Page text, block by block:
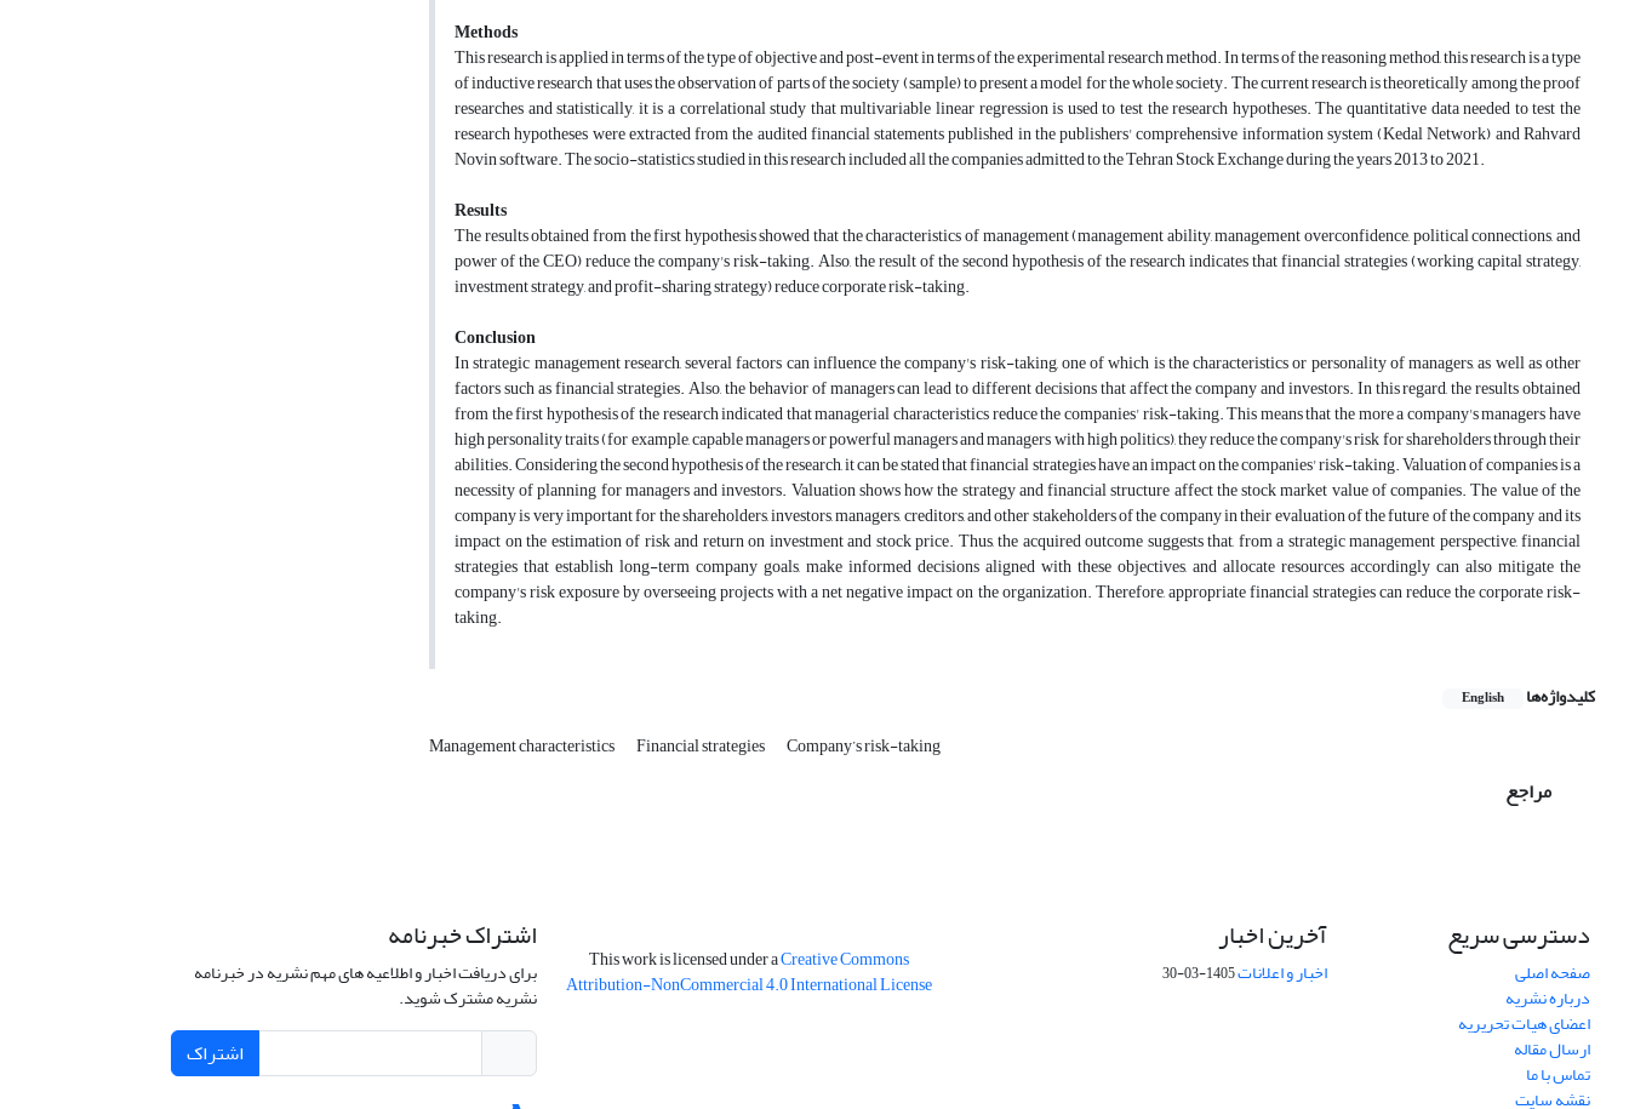
Methods
This research is applied in terms of the type of objective and post-event in terms of the experimental research method. In terms of the reasoning method, this research is a type
of inductive research that uses the observation of parts of the society (sample) to present a model for the whole society. The current research is theoretically among the proof
researches and statistically, it is a correlational study that multivariable linear regression is used to test the research hypotheses. The quantitative data needed to test the
research hypotheses were extracted from the audited financial statements published in the publishers' comprehensive information system (Kedal Network) and Rahvard
Novin software.The socio-statistics studied in this research included all the companies admitted to the Tehran Stock Exchange during the years 2013 to 2021.
Results
The results obtained from the first hypothesis showed that the characteristics of management (management ability, management overconfidence, political connections, and
power of the CEO) reduce the company's risk-taking. Also, the result of the second hypothesis of the research indicates that financial strategies (working capital strategy,
investment strategy, and profit-sharing strategy) reduce corporate risk-taking.
Conclusion
In strategic management research, several factors can influence the company's risk-taking, one of which is the characteristics or personality of managers, as well as other
factors such as financial strategies. Also, the behavior of managers can lead to different decisions that affect the company and investors. In this regard, the results obtained
from the first hypothesis of the research indicated that managerial characteristics reduce the companies' risk-taking. This means that the more a company's managers have
high personality traits (for example, capable managers or powerful managers and managers with high politics), they reduce the company's risk for shareholders through their
abilities. Considering the second hypothesis of the research, it can be stated that financial strategies have an impact on the companies' risk-taking. Valuation of companies is a
necessity of planning for managers and investors. Valuation shows how the strategy and financial structure affect the stock market value of companies. The value of the
company is very important for the shareholders, investors, managers, creditors, and other stakeholders of the company in their evaluation of the future of the company and its
impact on the estimation of risk and return on investment and stock price. Thus, the acquired outcome suggests that, from a strategic management perspective, financial
strategies that establish long-term company goals, make informed decisions aligned with these objectives, and allocate resources accordingly can also mitigate the
company's risk exposure by overseeing projects with a net negative impact on the organization. Therefore, appropriate financial strategies can reduce the corporate risk-
taking.
کلیدواژه‌ها English
Management characteristics Financial strategies Company’s risk-taking
مراجع
دسترسی سریع
صفحه اصلی
درباره نشریه
اعضای هیات تحریریه
ارسال مقاله
تماس با ما
نقشه سایت
آخرین اخبار
اخبار و اعلانات1405-03-30
This work is licensed under aCreative Commons
Attribution-NonCommercial 4.0 International License
اشتراک خبرنامه
برای دریافت اخبار و اطلاعیه های مهم نشریه در خبرنامه
نشریه مشترک شوید.
اشتراک